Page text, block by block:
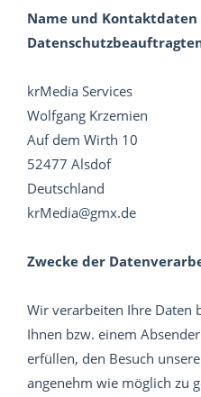
Name und Kontaktdaten
krMedia Services
Wolfgang Krzemien
Auf dem Wirth 10
52477 Alsdof
Deutschland
krMedia@gmx.de
Zwecke der
Wir verarbeiten Ihre Daten
Ihnen bzw. einem
erfüllen, den Besuch
angenehm wie möglich zu